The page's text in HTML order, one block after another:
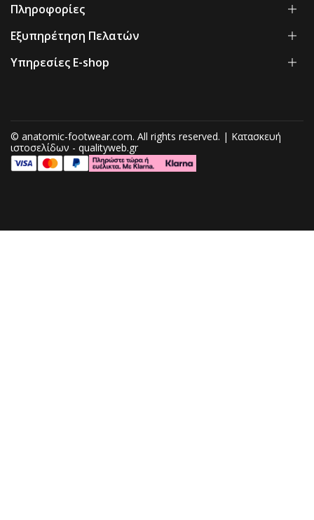
Πληροφορίες
Εξυπηρέτηση Πελατών
Υπηρεσίες E-shop
© anatomic-footwear.com. All rights reserved. | Κατασκευή
ιστοσελίδων - qualityweb.gr